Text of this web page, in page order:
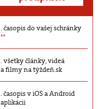
časopis do vašej schránky
**
všetky články, videá
a filmy na týždeň.sk
časopis v iOS a Android
aplikácii